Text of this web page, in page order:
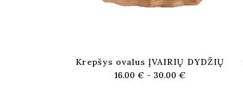
Krepšys ovalus ĮVAIRIŲ DYDŽIŲ
16.00€ –30.00€